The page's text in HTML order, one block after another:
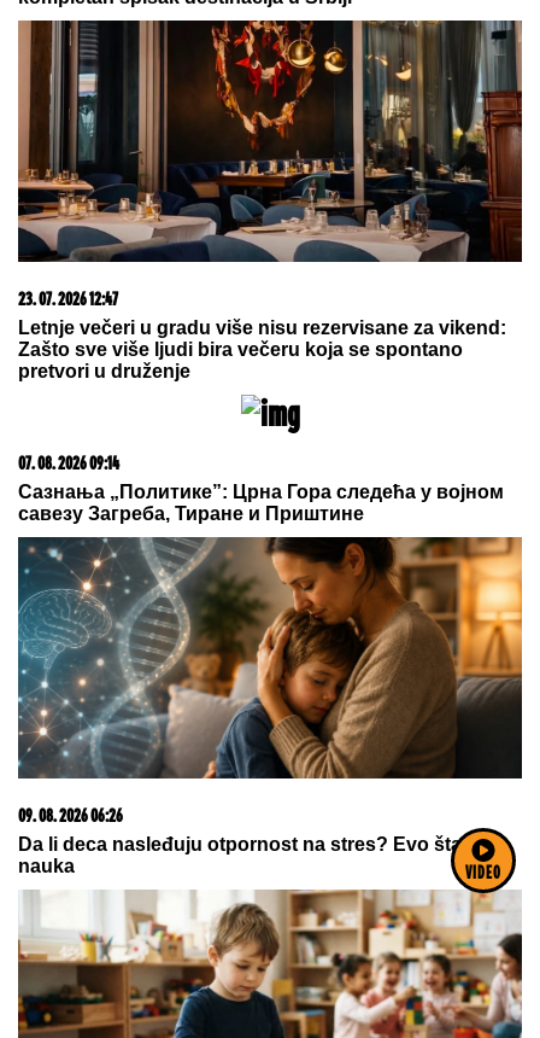
VIDEO
DANAAstro savet za nedelju, 9.
avgust: Merkur je u Lavu - Evo šta to
donosi vatrenim i vazdušnim
znacima
Vraća se Zvezdino dete
(VIDEO) JOVANA JEREMIĆ PREKINULA JUTARNJI
PROGRAMSvi misle da su ove brutalne reči
upućene Draganu: "Svima sam donela samo dobro"
Voditeljka zauvek odustala od
vantelesne, a sad sa mužem slavi 16
godina braka: "Dovoljni smo jedno
drugom"
Albanci u Prištini krenuli u opšti
napad na Zelenskog! Mnogo ih boli
to što ne priznaje Kosovo